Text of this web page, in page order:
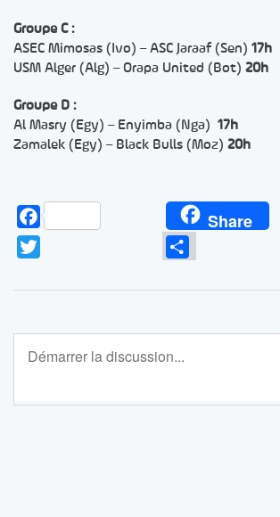
Groupe C :
ASEC Mimosas (Ivo) – ASC Jaraaf (Sen) 17h
USM Alger (Alg) – Orapa United (Bot) 20h
Groupe D :
Al Masry (Egy) – Enyimba (Nga) 17h
Zamalek (Egy) – Black Bulls (Moz) 20h
Facebook Share